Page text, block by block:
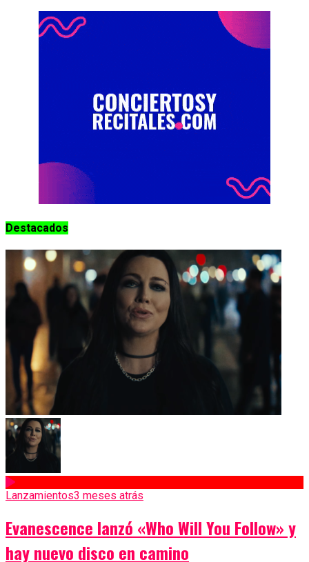
Destacados
Lanzamientos3 meses atrás
Evanescence lanzó «Who Will You Follow» y
hay nuevo disco en camino